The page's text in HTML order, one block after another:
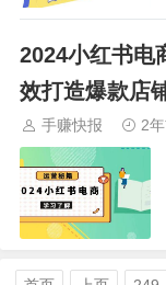
2024小红书电
效打造爆款店
手赚快报 2